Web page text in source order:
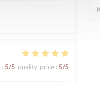
: 5/5 quality_price : 5/5